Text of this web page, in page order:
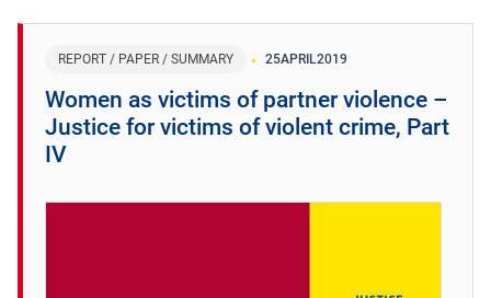
REPORT / PAPER / SUMMARY 25APRIL2019
Women as victims of partner violence –
Justice for victims of violent crime, Part
IV